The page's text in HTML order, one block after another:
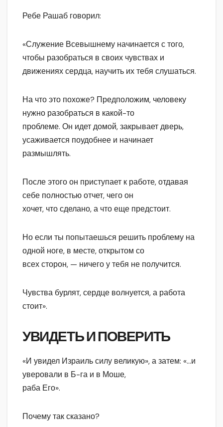
Ребе Рашаб говорил:
«Служение Всевышнему начинается с того,
чтобы разобраться в своих чувствах и
движениях сердца, научить их тебя слушаться.
На что это похоже? Предположим, человеку
нужно разобраться в какой-то
проблеме. Он идет домой, закрывает дверь,
усаживается поудобнее и начинает
размышлять.
После этого он приступает к работе, отдавая
себе полностью отчет, чего он
хочет, что сделано, а что еще предстоит.
Но если ты попытаешься решить проблему на
одной ноге, в месте, открытом со
всех сторон, — ничего у тебя не получится.
Чувства бурлят, сердце волнуется, а работа
стоит».
УВИДЕТЬ И ПОВЕРИТЬ
«И увидел Израиль силу великую», а затем: «…и
уверовали в Б-га и в Моше,
раба Его».
Почему так сказано?